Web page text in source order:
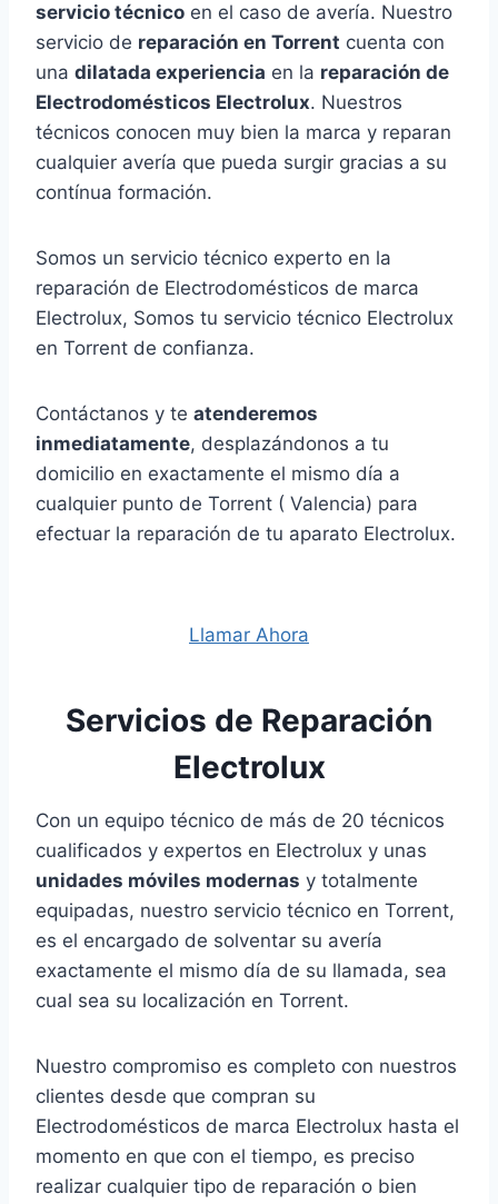
servicio técnico en el caso de avería. Nuestro
servicio de reparación en Torrent cuenta con
una dilatada experiencia en la reparación de
Electrodomésticos Electrolux. Nuestros
técnicos conocen muy bien la marca y reparan
cualquier avería que pueda surgir gracias a su
contínua formación.
Somos un servicio técnico experto en la
reparación de Electrodomésticos de marca
Electrolux, Somos tu servicio técnico Electrolux
en Torrent de confianza.
Contáctanos y te atenderemos
inmediatamente, desplazándonos a tu
domicilio en exactamente el mismo día a
cualquier punto de Torrent ( Valencia) para
efectuar la reparación de tu aparato Electrolux.
Llamar Ahora
Servicios de Reparación
Electrolux
Con un equipo técnico de más de 20 técnicos
cualificados y expertos en Electrolux y unas
unidades móviles modernas y totalmente
equipadas, nuestro servicio técnico en Torrent,
es el encargado de solventar su avería
exactamente el mismo día de su llamada, sea
cual sea su localización en Torrent.
Nuestro compromiso es completo con nuestros
clientes desde que compran su
Electrodomésticos de marca Electrolux hasta el
momento en que con el tiempo, es preciso
realizar cualquier tipo de reparación o bien